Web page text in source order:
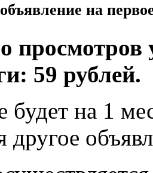
на
просмотров
59 рублей.
будет на 1
другое